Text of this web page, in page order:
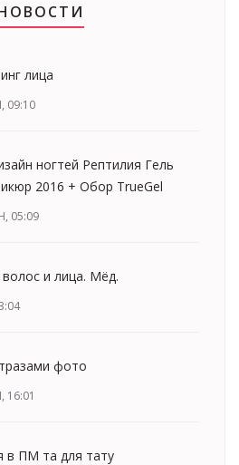
лица
09:10
ногтей Рептилия Гель
2016 + Обор TrueGel
05:09
и лица. Мёд.
фото
16:01
в ПМ та для тату